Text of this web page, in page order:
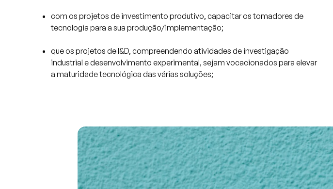
com os projetos de investimento produtivo, capacitar os tomadores de
tecnologia para a sua produção/implementação;
que os projetos de I&D, compreendendo atividades de investigação
industrial e desenvolvimento experimental, sejam vocacionados para elevar
a maturidade tecnológica das várias soluções;